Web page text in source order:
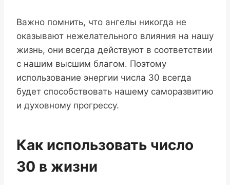
Важно помнить, что ангелы никогда не
оказывают нежелательного влияния на нашу
жизнь, они всегда действуют в соответствии
с нашим высшим благом. Поэтому
использование энергии числа 30 всегда
будет способствовать нашему саморазвитию
и духовному прогрессу.
Как использовать число
30 в жизни